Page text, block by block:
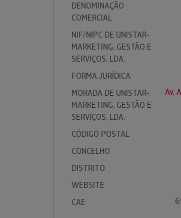
DENOMINAÇÃO
COMERCIAL
NIF/NIPC DE UNISTAR-
MARKETING, GESTÃO E
SERVIÇOS, LDA.
FORMA JURÍDICA
MORADA DE UNISTAR-
MARKETING, GESTÃO E
SERVIÇOS, LDA.
Av.
CÓDIGO POSTAL
CONCELHO
DISTRITO
WEBSITE
CAE